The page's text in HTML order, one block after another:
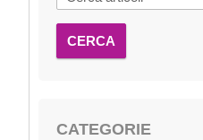
CERCA
CATEGORIE